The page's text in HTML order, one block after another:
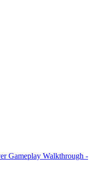
Gameplay Walkthrough -